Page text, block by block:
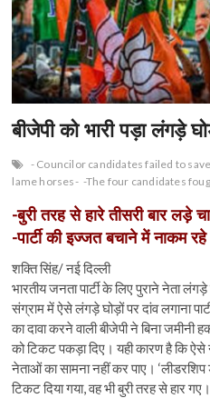
बीजेपी को भारी पड़ा लंगड़े
- Councilor candidates failed to
lame horses- -The four candidates
-बुरी तरह से हारे तीसरी बार लड़े
-पार्टी की इज्जत बचाने में नाकम रहे
शक्ति सिंह/ नई दिल्ली
भारतीय जनता पार्टी के लिए पुराने नेता
संग्राम में ऐसे लंगड़े घोड़ों पर दांव लगाना
का दावा करने वाली बीजेपी ने बिना
को टिकट पकड़ा दिए। यही कारण है कि ऐसे
नेताओं का सामना नहीं कर पाए। ‘लीडरशिप
टिकट दिया गया, वह भी बुरी तरह से हार गए।